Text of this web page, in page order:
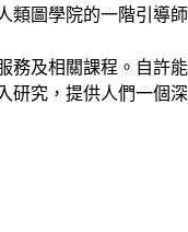
類圖學院的一階引導
務及相關課程。自許
研究，提供人們一個